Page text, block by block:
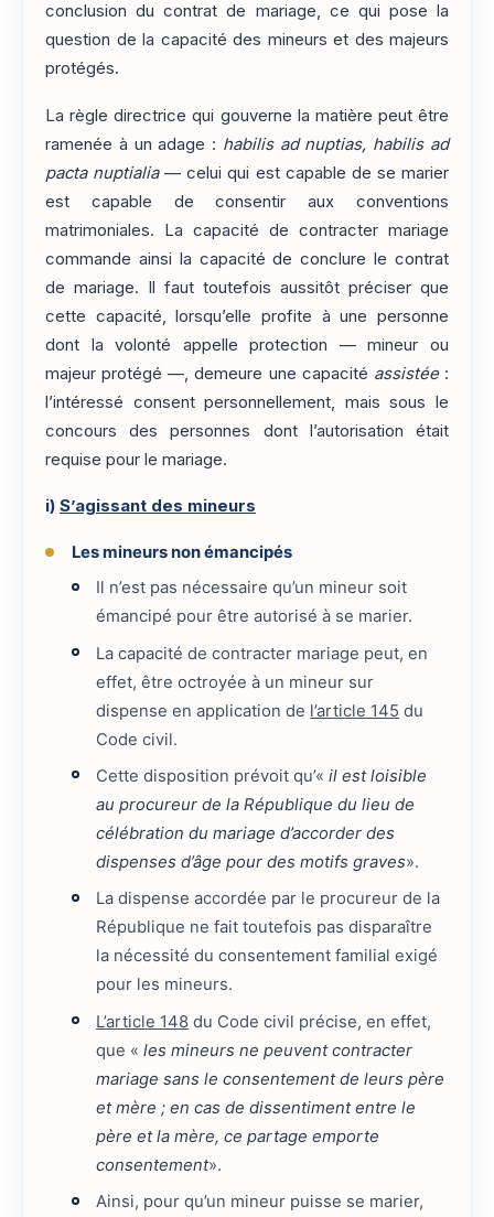
conclusion du contrat de mariage, ce qui pose la
question de la capacité des mineurs et des majeurs
protégés.
La règle directrice qui gouverne la matière peut être
ramenée à un adage : habilis ad nuptias, habilis ad
pacta nuptialia— celui qui est capable de se marier
est capable de consentir aux conventions
matrimoniales. La capacité de contracter mariage
commande ainsi la capacité de conclure le contrat
de mariage. Il faut toutefois aussitôt préciser que
cette capacité, lorsqu’elle profite à une personne
dont la volonté appelle protection — mineur ou
majeur protégé —, demeure une capacité assistée:
l’intéressé consent personnellement, mais sous le
concours des personnes dont l’autorisation était
requise pour le mariage.
i) S’agissant des mineurs
Les mineurs non émancipés
Il n’est pas nécessaire qu’un mineur soit
émancipé pour être autorisé à se marier.
La capacité de contracter mariage peut, en
effet, être octroyée à un mineur sur
dispense en application de l’article 145 du
Code civil.
Cette disposition prévoit qu’«il est loisible
au procureur de la République du lieu de
célébration du mariage d’accorder des
dispenses d’âge pour des motifs graves».
La dispense accordée par le procureur de la
République ne fait toutefois pas disparaître
la nécessité du consentement familial exigé
pour les mineurs.
L’article 148 du Code civil précise, en effet,
que «les mineurs ne peuvent contracter
mariage sans le consentement de leurs père
et mère ; en cas de dissentiment entre le
père et la mère, ce partage emporte
consentement».
Ainsi, pour qu’un mineur puisse se marier,